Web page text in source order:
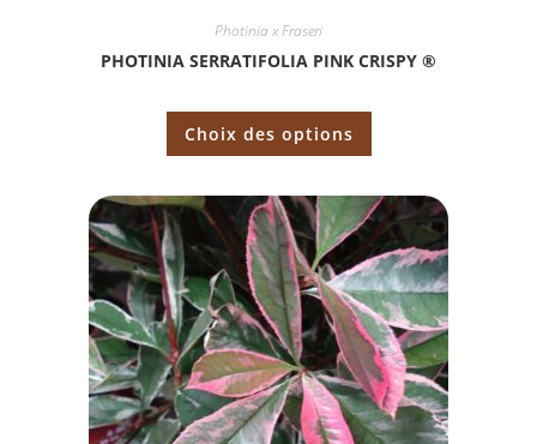
Photinia x Fraseri
PHOTINIA SERRATIFOLIA PINK CRISPY ®
Choix des options